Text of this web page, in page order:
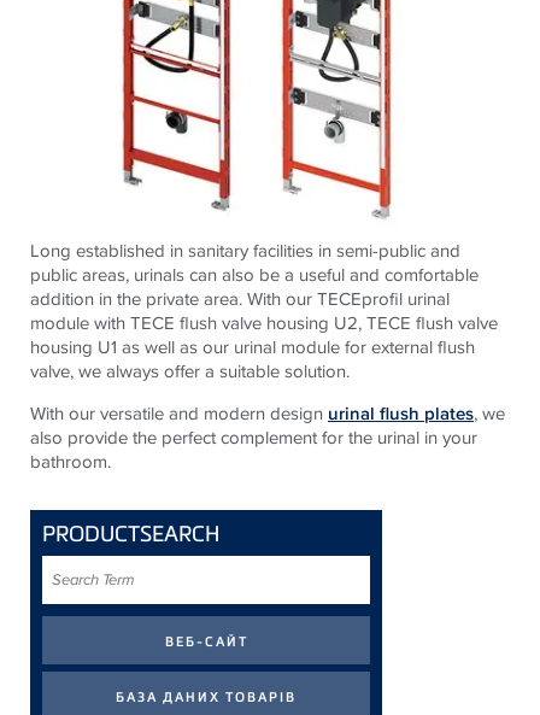
Long established in sanitary facilities in semi-public and
public areas, urinals can also be a useful and comfortable
addition in the private area. With our TECEprofil urinal
module with TECE flush valve housing U2, TECE flush valve
housing U1 as well as our urinal module for external flush
valve, we always offer a suitable solution.
With our versatile and modern design urinal flush plates, we
also provide the perfect complement for the urinal in your
bathroom.
PRODUCTSEARCH
Term